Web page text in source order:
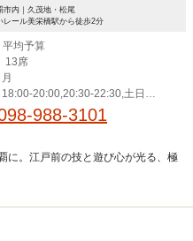
市内｜久茂地・松尾
レール美栄橋駅から徒歩2分
平均予算
13席
月
18:00-20:00,20:30-22:30,土日祝 1
14:00,18:00-22:30
988-3101
に。江戸前の技と遊び心が光る、極